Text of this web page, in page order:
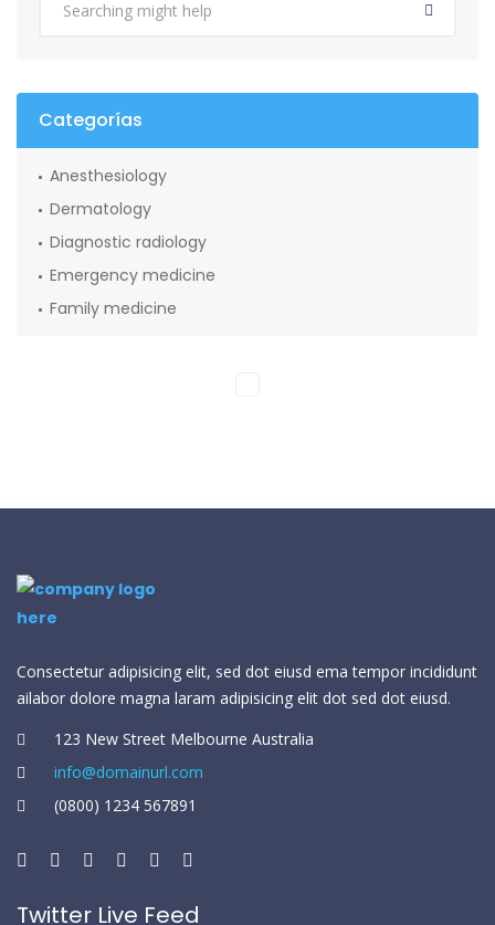
Categorías
Anesthesiology
Dermatology
Diagnostic radiology
Emergency medicine
Family medicine
Consectetur adipisicing elit, sed dot eiusd ema tempor incididunt
ailabor dolore magna laram adipisicing elit dot sed dot eiusd.
123 New Street Melbourne Australia
info@domainurl.com
(0800) 1234 567891
Twitter Live Feed